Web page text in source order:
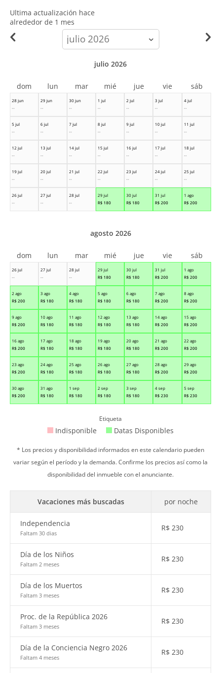
Ultima actualización hace
alrededor de 1 mes
calendar-
month
28 jun
--
29 jun
--
30 jun
--
1 jul
--
2 jul
--
3 jul
--
4 jul
--
5 jul
--
6 jul
--
7 jul
--
8 jul
--
9 jul
--
10 jul
--
11 jul
--
12 jul
--
13 jul
--
14 jul
--
15 jul
--
16 jul
--
17 jul
--
18 jul
--
19 jul
--
20 jul
--
21 jul
--
22 jul
--
23 jul
--
24 jul
--
25 jul
--
26 jul
--
27 jul
--
28 jul
--
29 jul
R$ 180
30 jul
R$ 180
31 jul
R$ 200
1 ago
R$ 200
julio 2026
dom lun mar mié jue vie sáb
26 jul
--
27 jul
--
28 jul
--
29 jul
R$ 180
30 jul
R$ 180
31 jul
R$ 200
1 ago
R$ 200
2 ago
R$ 200
3 ago
R$ 180
4 ago
R$ 180
5 ago
R$ 180
6 ago
R$ 180
7 ago
R$ 200
8 ago
R$ 200
9 ago
R$ 200
10 ago
R$ 180
11 ago
R$ 180
12 ago
R$ 180
13 ago
R$ 180
14 ago
R$ 200
15 ago
R$ 200
16 ago
R$ 200
17 ago
R$ 180
18 ago
R$ 180
19 ago
R$ 180
20 ago
R$ 180
21 ago
R$ 200
22 ago
R$ 200
23 ago
R$ 200
24 ago
R$ 180
25 ago
R$ 180
26 ago
R$ 180
27 ago
R$ 180
28 ago
R$ 200
29 ago
R$ 200
30 ago
R$ 200
31 ago
R$ 180
1 sep
R$ 180
2 sep
R$ 180
3 sep
R$ 180
4 sep
R$ 230
5 sep
R$ 230
agosto 2026
dom lun mar mié jue vie sáb
Etiqueta
Indisponible Datas Disponibles
* Los precios y disponibilidad informados en este calendario pueden
variar según el período y la demanda. Confirme los precios así como la
disponibilidad del inmueble con el anunciante.
Vacaciones más buscadas por noche
Independencia
Faltam 30 dias
R$ 230
Día de los Niños
Faltam 2 meses
R$ 230
Día de los Muertos
Faltam 3 meses
R$ 230
Proc. de la República 2026
Faltam 3 meses
R$ 230
Día de la Conciencia Negro 2026
Faltam 4 meses
R$ 230